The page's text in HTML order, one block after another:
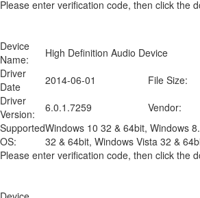
Please enter verification code, then click the
Device
Name:
High Definition Audio Device
Driver
Date
2014-06-01 File Size:
Driver
Version:
6.0.1.7259 Vendor:
Supported
OS:
Windows 10 32 & 64bit, Windows
32 & 64bit, Windows Vista 32 &
Please enter verification code, then click the